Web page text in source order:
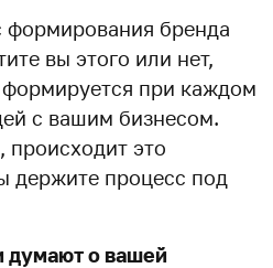
бренда
вы этого или нет,
при каждом
с вашим бизнесом.
происходит это
держите процесс под
думают о вашей